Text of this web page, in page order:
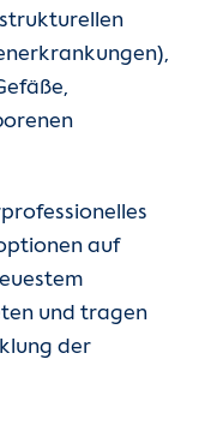
auf
und tragen
der